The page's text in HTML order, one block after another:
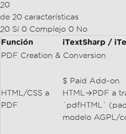
20
de 20 características
20 Sí 0 Complejo 0 No
Función
iTextSharp /
PDF Creation & Conversion
HTML/CSS a
PDF
$ Paid Add-on
HTML→PDF a
`pdfHTML`
modelo AGPL/